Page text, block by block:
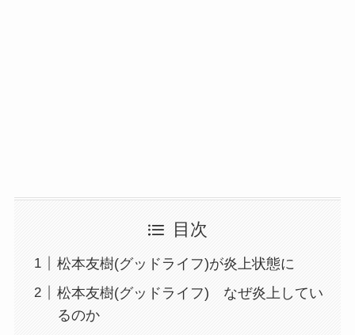
目次
松本友樹(グッドライフ)が炎上状態に
松本友樹(グッドライフ) なぜ炎上してい
るのか